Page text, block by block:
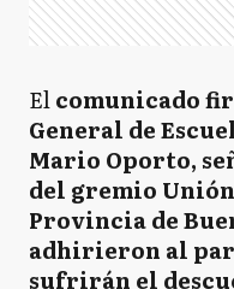
Elcomunicado
General de
Mario Oporto,
del gremio
Provincia de
adhirieron al
sufrirán el